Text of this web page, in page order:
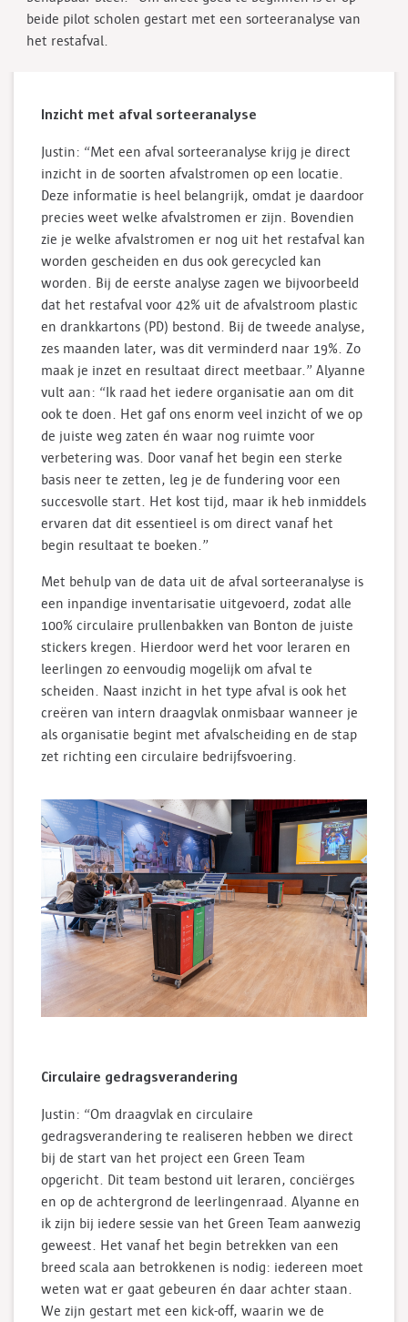
beide pilot scholen gestart met een sorteeranalyse van
het restafval.
Inzicht met afval sorteeranalyse
Justin: “Met een afval sorteeranalyse krijg je direct
inzicht in de soorten afvalstromen op een locatie.
Deze informatie is heel belangrijk, omdat je daardoor
precies weet welke afvalstromen er zijn. Bovendien
zie je welke afvalstromen er nog uit het restafval kan
worden gescheiden en dus ook gerecycled kan
worden. Bij de eerste analyse zagen we bijvoorbeeld
dat het restafval voor 42% uit de afvalstroom plastic
en drankkartons (PD) bestond. Bij de tweede analyse,
zes maanden later, was dit verminderd naar 19%. Zo
maak je inzet en resultaat direct meetbaar.” Alyanne
vult aan: “Ik raad het iedere organisatie aan om dit
ook te doen. Het gaf ons enorm veel inzicht of we op
de juiste weg zaten én waar nog ruimte voor
verbetering was. Door vanaf het begin een sterke
basis neer te zetten, leg je de fundering voor een
succesvolle start. Het kost tijd, maar ik heb inmiddels
ervaren dat dit essentieel is om direct vanaf het
begin resultaat te boeken.”
Met behulp van de data uit de afval sorteeranalyse is
een inpandige inventarisatie uitgevoerd, zodat alle
100% circulaire prullenbakken van Bonton de juiste
stickers kregen. Hierdoor werd het voor leraren en
leerlingen zo eenvoudig mogelijk om afval te
scheiden. Naast inzicht in het type afval is ook het
creëren van intern draagvlak onmisbaar wanneer je
als organisatie begint met afvalscheiding en de stap
zet richting een circulaire bedrijfsvoering.
Circulaire gedragsverandering
Justin: “Om draagvlak en circulaire
gedragsverandering te realiseren hebben we direct
bij de start van het project een Green Team
opgericht. Dit team bestond uit leraren, conciërges
en op de achtergrond de leerlingenraad. Alyanne en
ik zijn bij iedere sessie van het Green Team aanwezig
geweest. Het vanaf het begin betrekken van een
breed scala aan betrokkenen is nodig: iedereen moet
weten wat er gaat gebeuren én daar achter staan.
We zijn gestart met een kick-off, waarin we de